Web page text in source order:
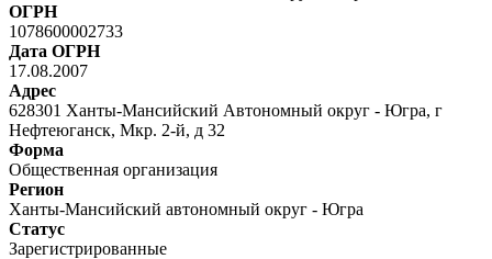
ОГРН
1078600002733
Дата ОГРН
17.08.2007
Адрес
628301 Ханты-Мансийский Автономный округ - Югра, г
Нефтеюганск, Мкр. 2-й, д 32
Форма
Общественная организация
Регион
Ханты-Мансийский автономный округ - Югра
Статус
Зарегистрированные